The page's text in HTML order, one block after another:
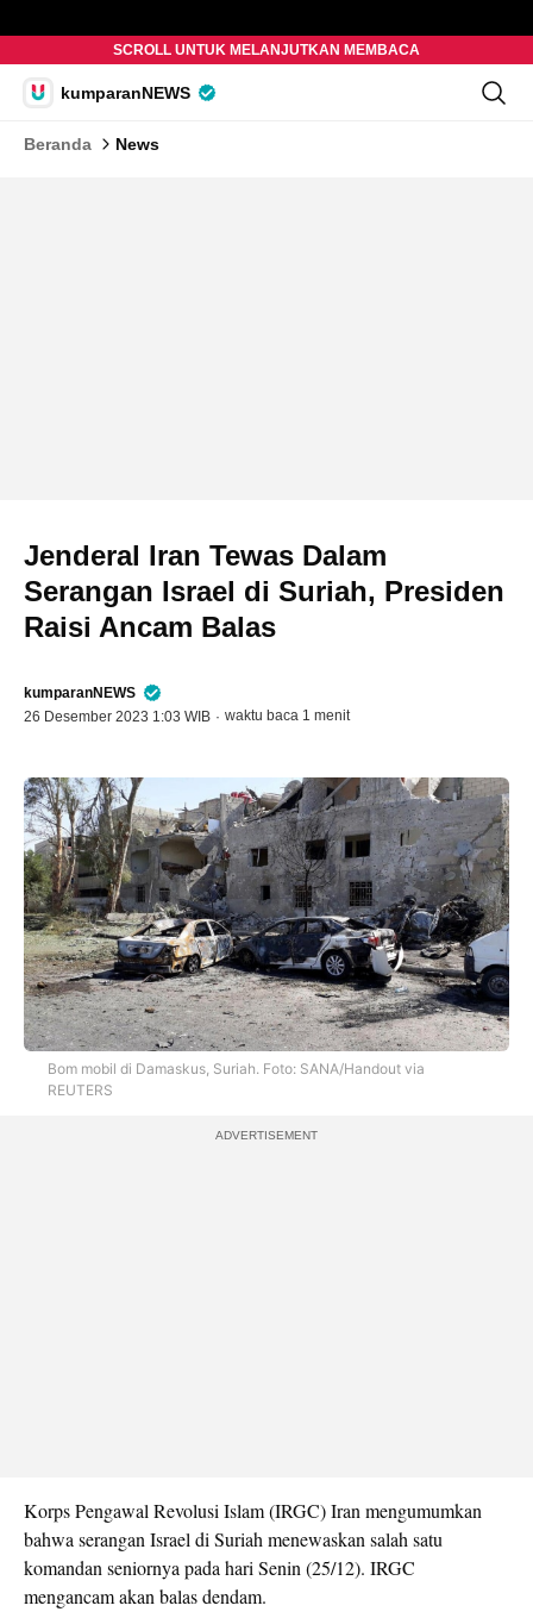
SCROLL UNTUK MELANJUTKAN MEMBACA
kumparanNEWS
Beranda News
Jenderal Iran Tewas Dalam
Serangan Israel di Suriah, Presiden
Raisi Ancam Balas
kumparanNEWS
26 Desember 2023 1:03 WIB · waktu baca 1 menit
Bom mobil di Damaskus, Suriah. Foto: SANA/Handout via
REUTERS
ADVERTISEMENT
Korps Pengawal Revolusi Islam (IRGC) Iran mengumumkan
bahwa serangan Israel di Suriah menewaskan salah satu
komandan seniornya pada hari Senin (25/12). IRGC
mengancam akan balas dendam.